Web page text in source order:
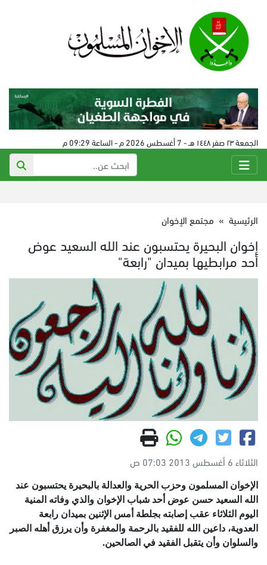
الجمعة ٢٣ صفر ١٤٤٨ هـ - 7 أغسطس 2026 م - الساعة 09:29 م
الرئيسية » مجتمع الإخوان
إخوان البحيرة يحتسبون عند الله السعيد عوض
أحد مرابطيها بميدان "رابعة"
الثلاثاء 6 أغسطس 2013 07:03 ص
الإخوان المسلمون وحزب الحرية والعدالة بالبحيرة يحتسبون عند
الله السعيد حسن عوض أحد شباب الإخوان والذي وفاته المنية
اليوم الثلاثاء عقب إصابته بجلطة أمس الإثنين بميدان رابعة
العدوية، داعين الله للفقيد بالرحمة والمغفرة وأن يرزق أهله الصبر
والسلوان وأن يتقبل الفقيد في الصالحين.